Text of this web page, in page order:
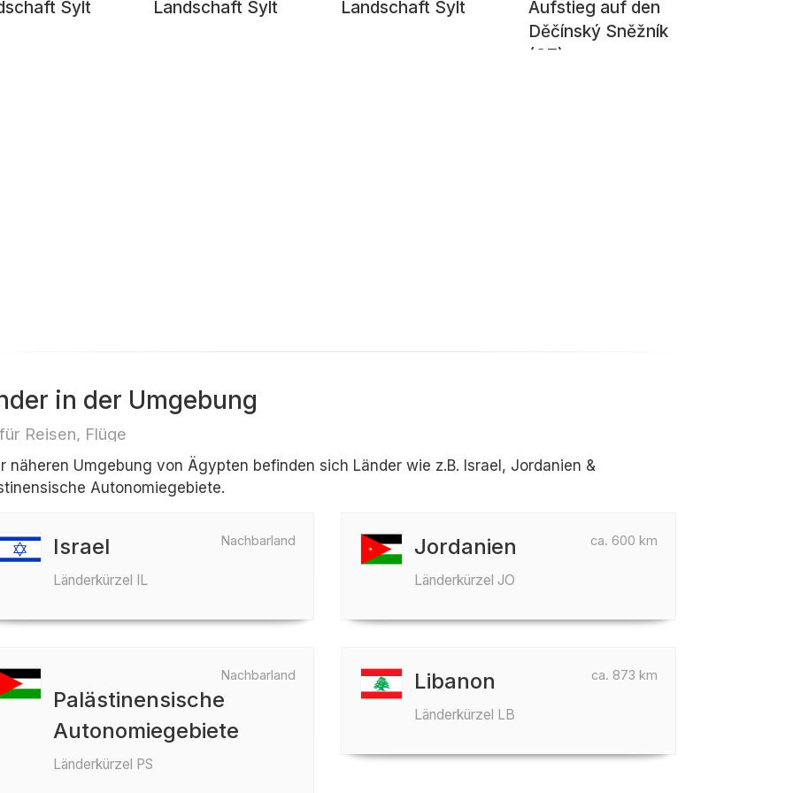
Sylt Landschaft Sylt Landschaft Sylt
Aufstieg auf den
Děčínský Sněžník
(CZ)
in der Umgebung
Reisen, Flüge
näheren Umgebung von Ägypten befinden sich Länder wie z.B. Israel, Jordanien &
Autonomiegebiete.
Nachbarland
Israel
Länderkürzel IL
ca. 600 km
Jordanien
Länderkürzel JO
Nachbarland
Palästinensische
Autonomiegebiete
Länderkürzel PS
ca. 873 km
Libanon
Länderkürzel LB